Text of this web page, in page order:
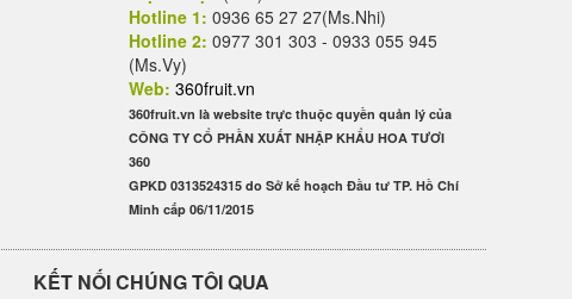
Hotline 1: 0936 65 27 27(Ms.Nhi)
Hotline 2: 0977 301 303 - 0933 055 945
(Ms.Vy)
Web: 360fruit.vn
360fruit.vn là website trực thuộc quyền quản lý của
CÔNG TY CỔ PHẦN XUẤT NHẬP KHẨU HOA TƯƠI
360
GPKD 0313524315 do Sở kế hoạch Đầu tư TP. Hồ Chí
Minh cấp 06/11/2015
KẾT NỐI CHÚNG TÔI QUA